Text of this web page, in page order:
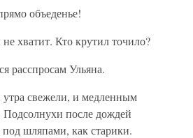
объеденье!
хватит. Кто крутил точило?
расспросам Ульяна.
утра свежели, и медленным
Подсолнухи после дождей
под шляпами, как старики.